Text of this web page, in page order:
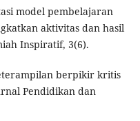
model pembelajaran
aktivitas dan hasil
Inspiratif, 3(6).
berpikir kritis
Pendidikan dan